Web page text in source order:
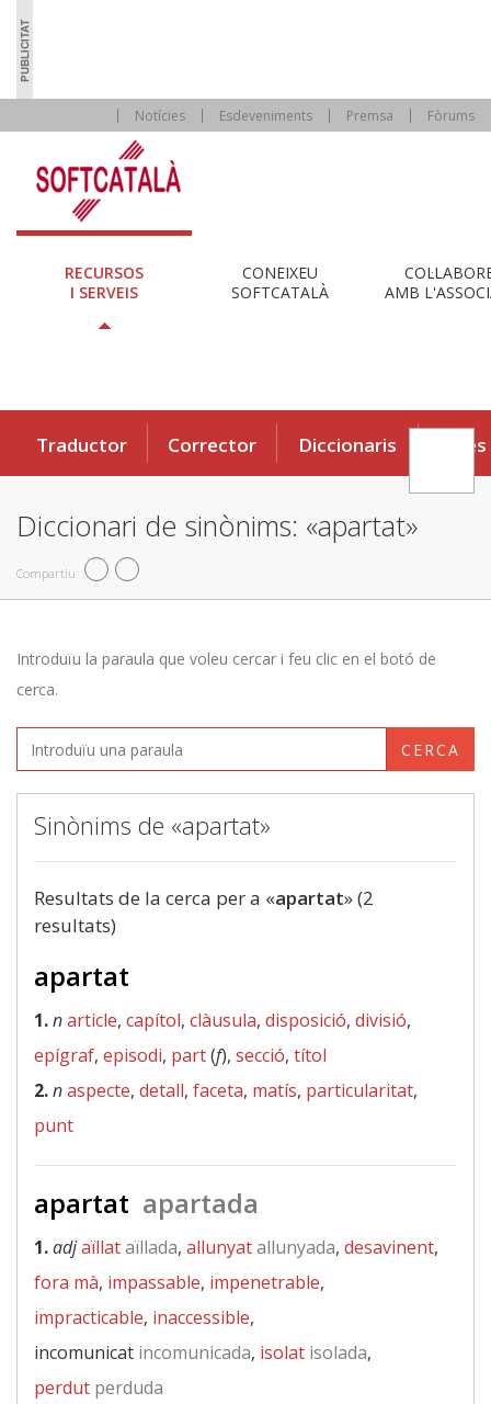
Notícies Esdeveniments Premsa Fòrums
RECURSOS
I SERVEIS
CONEIXEU
SOFTCATALÀ
AMB
Traductor Corrector Diccionaris Eines
Diccionari de sinònims: «apartat»
Compartiu
Introduïu la paraula que voleu cercar i feu clic en el botó de
cerca.
CERCA
Sinònims de «apartat»
Resultats de la cerca per a «apartat» (2
resultats)
apartat
1.narticle, capítol, clàusula, disposició, divisió,
epígraf, episodi, part(f), secció, títol
2.naspecte, detall, faceta, matís, particularitat,
punt
apartat apartada
1.adjaïllataïllada, allunyatallunyada, desavinent,
fora mà, impassable, impenetrable,
impracticable, inaccessible,
incomunicat incomunicada, isolat isolada,
perdut perduda